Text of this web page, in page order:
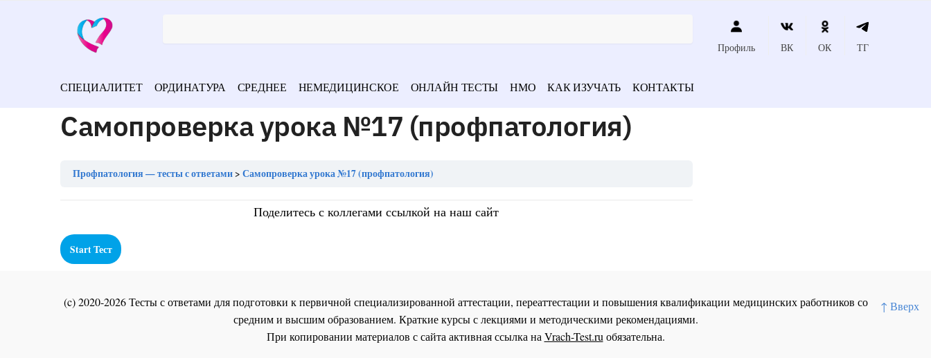
↑ Вверх
Профиль ВК ОК ТГ
СПЕЦИАЛИТЕТ ОРДИНАТУРА СРЕДНЕЕ НЕМЕДИЦИНСКОЕ ОНЛАЙН ТЕСТЫ НМО КАК ИЗУЧАТЬ КОНТАКТЫ
Самопроверка урока №17 (профпатология)
Профпатология — тесты с ответами Самопроверка урока №17 (профпатология)
Поделитесь с коллегами ссылкой на наш сайт
(c) 2020-2026 Тесты с ответами для подготовки к первичной специализированной аттестации, переаттестации и повышения квалификации медицинских работников со
средним и высшим образованием. Краткие курсы с лекциями и методическими рекомендациями.
При копировании материалов с сайта активная ссылка на Vrach-Test.ru обязательна.